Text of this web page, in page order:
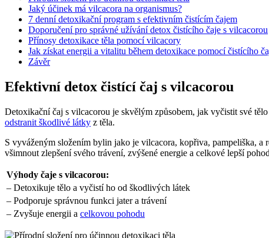
Jaký účinek má vilcacora na organismus?
7 denní detoxikační program s efektivním čistícím čajem
Doporučení pro správné užívání detox čistícího čaje s vilcacorou
Přínosy detoxikace těla pomocí vilcacory
Jak získat energii a vitalitu během detoxikace pomocí čistícího
Závěr
Efektivní detox čistící čaj s vilcacorou
Detoxikační čaj s vilcacorou je skvělým způsobem, jak vyčistit své tělo
odstranit škodlivé látky z těla.
S vyváženým složením bylin jako je vilcacora, kopřiva, pampeliška, a
všimnout zlepšení svého trávení, zvýšené energie a celkové lepší
Výhody čaje s vilcacorou:
– Detoxikuje tělo a vyčistí ho od škodlivých látek
– Podporuje správnou funkci jater a trávení
– Zvyšuje energii a celkovou pohodu